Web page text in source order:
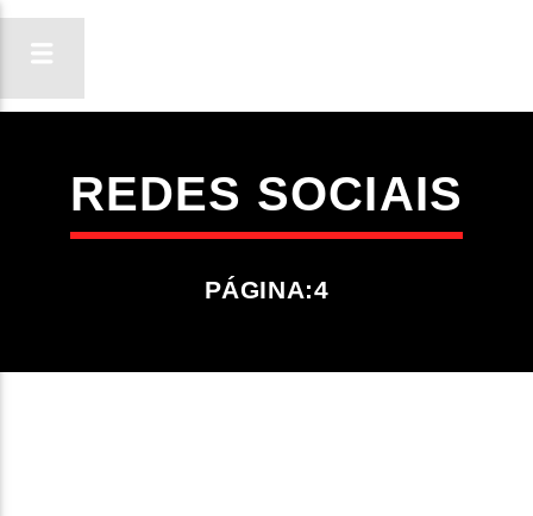
ON FM
LIGA-TE
REDES SOCIAIS
PÁGINA:4